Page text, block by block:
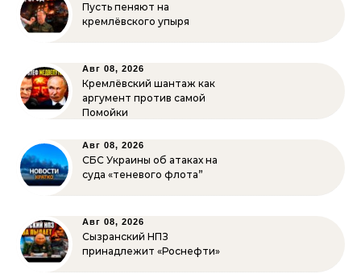
Пусть пеняют на
кремлёвского упыря
Авг 08, 2026
Кремлёвский шантаж как
аргумент против самой
Помойки
Авг 08, 2026
СБС Украины об атаках на
суда «теневого флота”
Авг 08, 2026
Сызранский НПЗ
принадлежит «Роснефти»